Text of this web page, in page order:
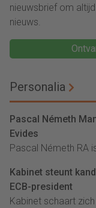
nieuwsbrief om
nieuws.
Personalia
Pascal Németh
Evides
Pascal Németh RA
Kabinet steunt
ECB-president
Kabinet schaart